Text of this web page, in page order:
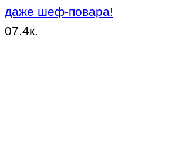
даже шеф-повара!
07.4к.